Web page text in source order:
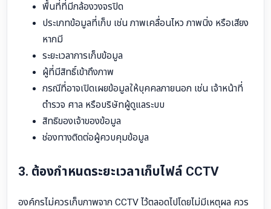
พื้นที่ที่มีกล้องวงจรปิด
ประเภทข้อมูลที่เก็บ เช่น ภาพเคลื่อนไหว ภาพนิ่ง หรือเสียง
หากมี
ระยะเวลาการเก็บข้อมูล
ผู้ที่มีสิทธิ์เข้าถึงภาพ
กรณีที่อาจเปิดเผยข้อมูลให้บุคคลภายนอก เช่น เจ้าหน้าที่
ตำรวจ ศาล หรือบริษัทผู้ดูแลระบบ
สิทธิของเจ้าของข้อมูล
ช่องทางติดต่อผู้ควบคุมข้อมูล
3. ต้องกำหนดระยะเวลาเก็บไฟล์ CCTV
องค์กรไม่ควรเก็บภาพจาก CCTV ไว้ตลอดไปโดยไม่มีเหตุผล ควร